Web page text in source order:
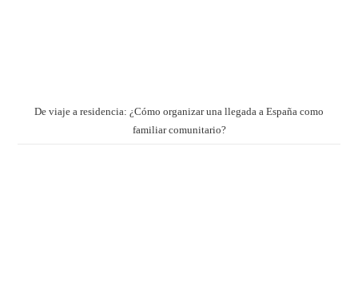
De viaje a residencia: ¿Cómo organizar una llegada a España como
familiar comunitario?